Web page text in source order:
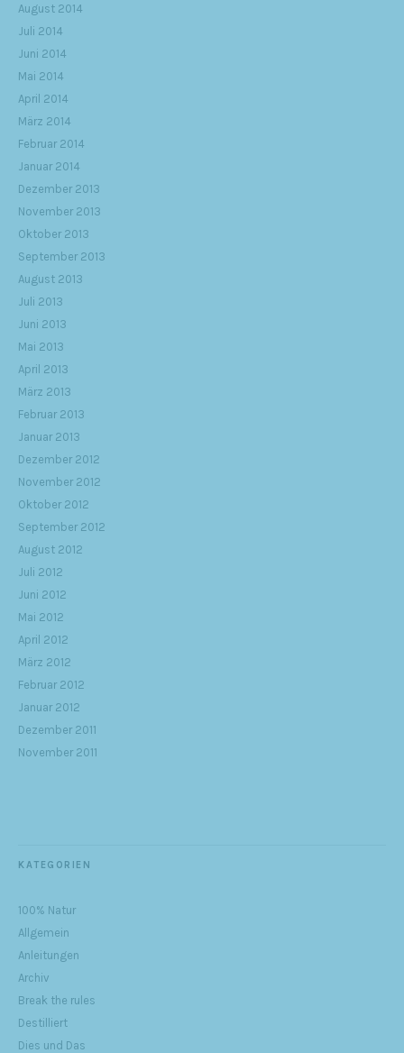
August 2014
Juli 2014
Juni 2014
Mai 2014
April 2014
März 2014
Februar 2014
Januar 2014
Dezember 2013
November 2013
Oktober 2013
September 2013
August 2013
Juli 2013
Juni 2013
Mai 2013
April 2013
März 2013
Februar 2013
Januar 2013
Dezember 2012
November 2012
Oktober 2012
September 2012
August 2012
Juli 2012
Juni 2012
Mai 2012
April 2012
März 2012
Februar 2012
Januar 2012
Dezember 2011
November 2011
KATEGORIEN
100% Natur
Allgemein
Anleitungen
Archiv
Break the rules
Destilliert
Dies und Das